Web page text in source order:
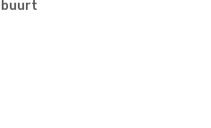
buurt